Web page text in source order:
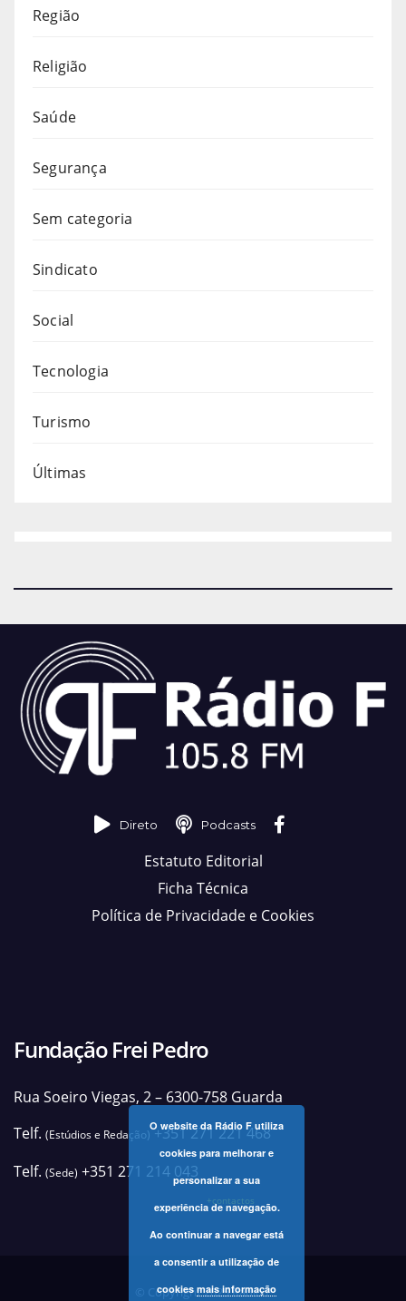
Região
Religião
Saúde
Segurança
Sem categoria
Sindicato
Social
Tecnologia
Turismo
Últimas
Direto Podcasts
Estatuto Editorial
Ficha Técnica
Política de Privacidade e Cookies
Fundação Frei Pedro
Rua Soeiro Viegas, 2 – 6300-758 Guarda
Telf. (Estúdios e Redação)+351 271 221 468
Telf. (Sede) +351 271 214 043
+contactos
© Copyright 2025 Rádio F
O website da Rádio F utiliza
cookies para melhorar e
personalizar a sua
experiência de navegação.
Ao continuar a navegar está
a consentir a utilização de
cookiesmais informação